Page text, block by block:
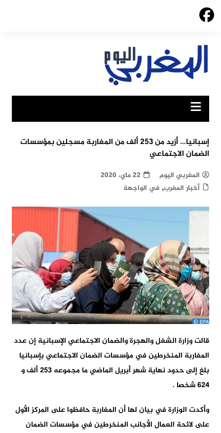
Skip
إسبانيا… أزيد من 253 ألف من المغاربة مسجلين بمؤسسات
الضمان الاجتماعي
المغربي اليوم
22 ماي، 2020
أخبار المغرب, في الواجهة
قالت وزارة الشغل والهجرة والضمان الاجتماعي الإسبانية إن عدد
المغاربة المنخرطين في مؤسسات الضمان الاجتماعي بإسبانيا
بلغ إلى حدود نهاية شهر أبريل الماضي ما مجموعه 253 ألف و
624 شخصا .
وأكدت الوزارة في بيان لها أن المغاربة حافظوا على المركز الأول
على لائحة العمال الأجانب المنخرطين في مؤسسات الضمان